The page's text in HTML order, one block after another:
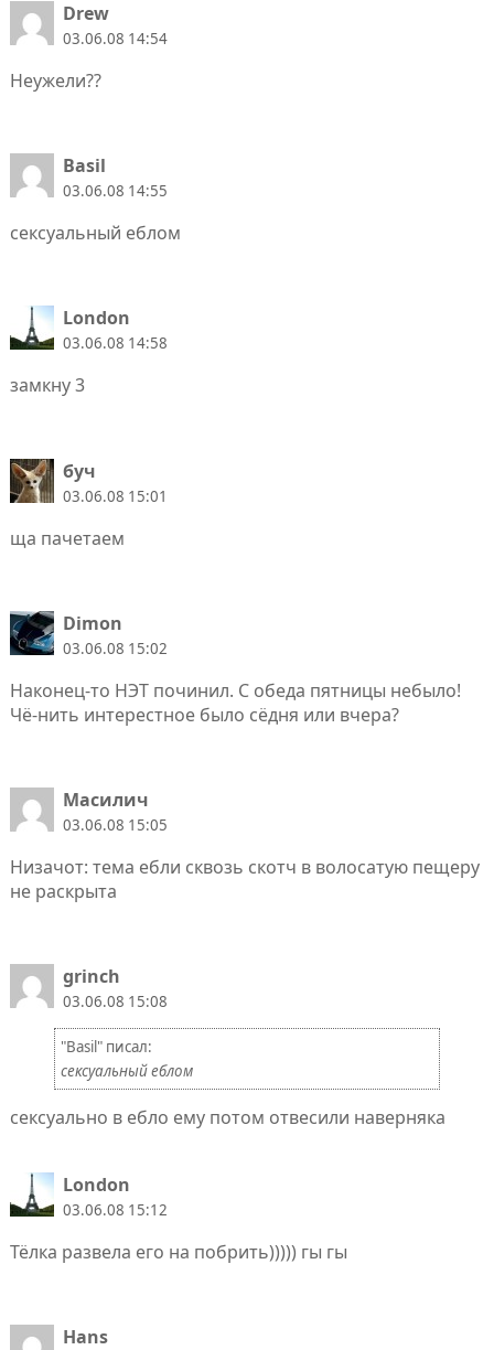
Drew
03.06.08 14:54
Неужели??
Basil
03.06.08 14:55
сексуальный еблом
London
03.06.08 14:58
замкну 3
буч
03.06.08 15:01
ща пачетаем
Dimon
03.06.08 15:02
Наконец-то НЭТ починил. С обеда пятницы небыло!
Чё-нить интерестное было сёдня или вчера?
Масилич
03.06.08 15:05
Низачот: тема ебли сквозь скотч в волосатую пещеру
не раскрыта
grinch
03.06.08 15:08
"Basil" писал:
сексуальный еблом
сексуально в ебло ему потом отвесили наверняка
London
03.06.08 15:12
Тёлка развела его на побрить))))) гы гы
Hans